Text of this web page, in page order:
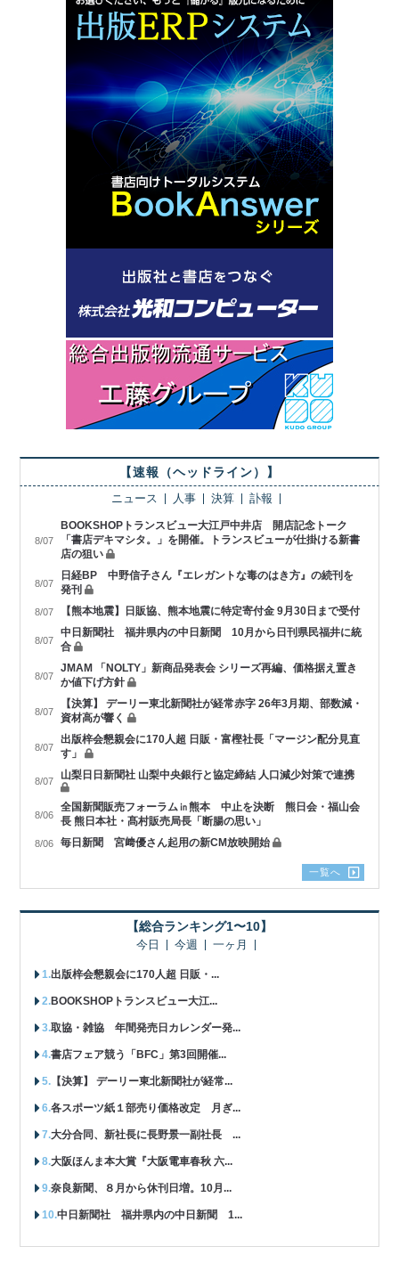
【速報（ヘッドライン）】
ニュース 人事 決算 訃報
8/07
BOOKSHOPトランスビュー大江戸中井店 開店記念トーク
「書店デキマシタ。」を開催。トランスビューが仕掛ける新書
店の狙い
8/07
日経BP 中野信子さん『エレガントな毒のはき方』の続刊を
発刊
8/07 【熊本地震】日販協、熊本地震に特定寄付金 9月30日まで受付
8/07
中日新聞社 福井県内の中日新聞 10月から日刊県民福井に統
合
8/07
JMAM 「NOLTY」新商品発表会 シリーズ再編、価格据え置き
か値下げ方針
8/07
【決算】 デーリー東北新聞社が経常赤字 26年3月期、部数減・
資材高が響く
8/07
出版梓会懇親会に170人超 日販・富樫社長「マージン配分見直
す」
8/07 山梨日日新聞社 山梨中央銀行と協定締結 人口減少対策で連携
8/06
全国新聞販売フォーラム㏌熊本 中止を決断 熊日会・福山会
長 熊日本社・髙村販売局長「断腸の思い」
8/06 毎日新聞 宮﨑優さん起用の新CM放映開始
一覧へ
【総合ランキング1〜10】
今日 今週 一ヶ月
出版梓会懇親会に170人超 日販・...
BOOKSHOPトランスビュー大江...
取協・雑協 年間発売日カレンダー発...
書店フェア競う「BFC」第3回開催...
【決算】 デーリー東北新聞社が経常...
各スポーツ紙１部売り価格改定 月ぎ...
大分合同、新社長に長野景一副社長 ...
大阪ほんま本大賞『大阪電車春秋 六...
奈良新聞、８月から休刊日増。10月...
中日新聞社 福井県内の中日新聞 1...